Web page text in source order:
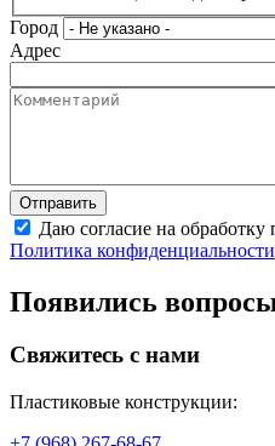
Город
Адрес
Даю согласие на
Политика конфиденциальности
Появились
Свяжитесь с нами
Пластиковые конструкции: